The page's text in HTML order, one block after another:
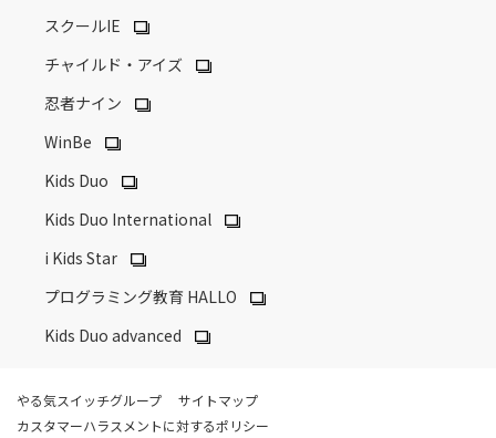
スクールIE
チャイルド・アイズ
忍者ナイン
WinBe
Kids Duo
Kids Duo International
i Kids Star
プログラミング教育 HALLO
Kids Duo advanced
やる気スイッチグループ
サイトマップ
カスタマーハラスメントに対するポリシー